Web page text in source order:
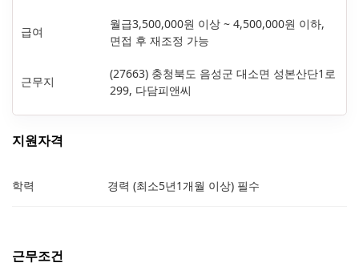
급여
월급3,500,000원 이상 ~ 4,500,000원 이하,
면접 후 재조정 가능
근무지
(27663) 충청북도 음성군 대소면 성본산단1로
299, 다담피앤씨
지원자격
학력 경력 (최소5년1개월 이상) 필수
근무조건